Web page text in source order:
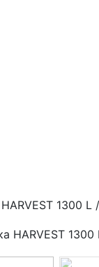
1300 L